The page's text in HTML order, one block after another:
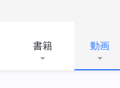
書籍 動画